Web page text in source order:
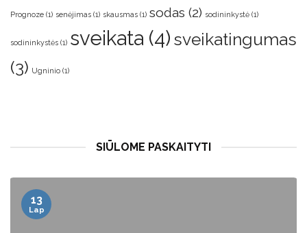
Prognoze (1) senėjimas (1) skausmas (1) sodas (2) sodininkystė (1)
sodininkystės (1) sveikata (4) sveikatingumas
(3) Ugninio (1)
SIŪLOME PASKAITYTI
14
Kov